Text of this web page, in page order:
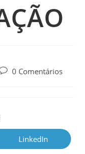
0 Comentários
LinkedIn